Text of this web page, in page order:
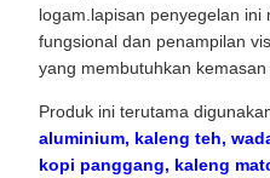
logam.lapisan penyegelan ini
fungsional dan penampilan
yang membutuhkan kemasan
Produk ini terutama
aluminium, kaleng teh,
kopi panggang, kaleng